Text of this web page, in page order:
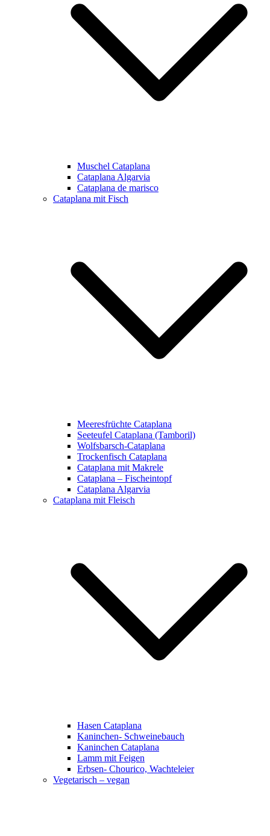
Muschel Cataplana
Cataplana Algarvia
Cataplana de marisco
Cataplana mit Fisch
Meeresfrüchte Cataplana
Seeteufel Cataplana (Tamboril)
Wolfsbarsch-Cataplana
Trockenfisch Cataplana
Cataplana mit Makrele
Cataplana – Fischeintopf
Cataplana Algarvia
Cataplana mit Fleisch
Hasen Cataplana
Kaninchen- Schweinebauch
Kaninchen Cataplana
Lamm mit Feigen
Erbsen- Chourico, Wachteleier
Vegetarisch – vegan